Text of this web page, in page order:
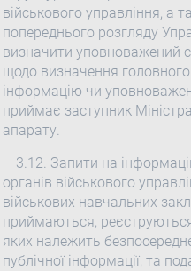
військового управління, а
попереднього розгляду
визначити уповноважений
щодо визначення
інформацію чи
приймає заступник
апарату.
3.12. Запити на
органів військового
військових навчальних
приймаються, реєструються
яких належить
публічної інформації, та